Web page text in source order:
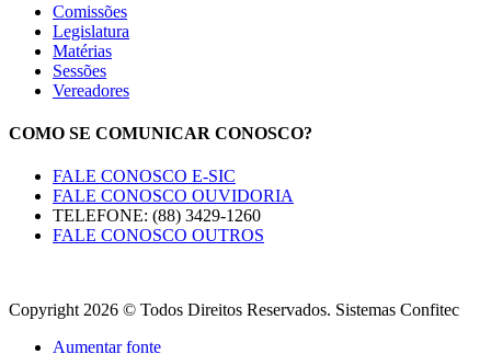
Comissões
Legislatura
Matérias
Sessões
Vereadores
COMO SE COMUNICAR CONOSCO?
FALE CONOSCO E-SIC
FALE CONOSCO OUVIDORIA
TELEFONE: (88) 3429-1260
FALE CONOSCO OUTROS
Copyright 2026 © Todos Direitos Reservados. Sistemas Confitec
Aumentar fonte